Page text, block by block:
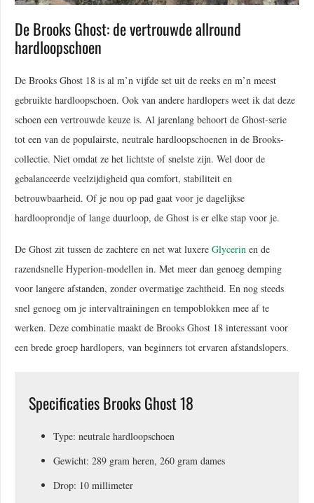
De Brooks Ghost: de vertrouwde allround
hardloopschoen
De Brooks Ghost 18 is al m’n vijfde set uit de reeks en m’n meest
gebruikte hardloopschoen. Ook van andere hardlopers weet ik dat deze
schoen een vertrouwde keuze is. Al jarenlang behoort de Ghost-serie
tot een van de populairste, neutrale hardloopschoenen in de Brooks-
collectie. Niet omdat ze het lichtste of snelste zijn. Wel door de
gebalanceerde veelzijdigheid qua comfort, stabiliteit en
betrouwbaarheid. Of je nou op pad gaat voor je dagelijkse
hardlooprondje of lange duurloop, de Ghost is er elke stap voor je.
De Ghost zit tussen de zachtere en net wat luxere Glycerin en de
razendsnelle Hyperion-modellen in. Met meer dan genoeg demping
voor langere afstanden, zonder overmatige zachtheid. En nog steeds
snel genoeg om je intervaltrainingen en tempoblokken mee af te
werken. Deze combinatie maakt de Brooks Ghost 18 interessant voor
een brede groep hardlopers, van beginners tot ervaren afstandslopers.
Specificaties Brooks Ghost 18
Type: neutrale hardloopschoen
Gewicht: 289 gram heren, 260 gram dames
Drop: 10 millimeter